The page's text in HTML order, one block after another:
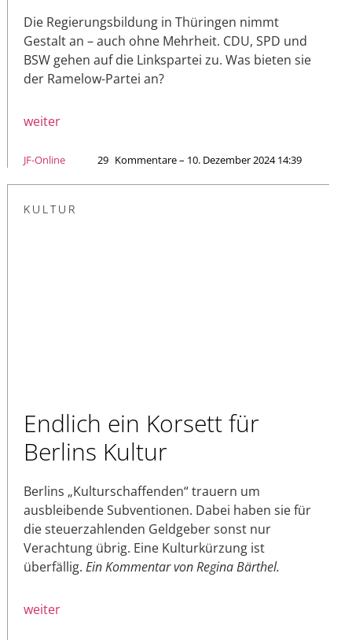
Die Regierungsbildung in Thüringen nimmt
Gestalt an – auch ohne Mehrheit. CDU, SPD und
BSW gehen auf die Linkspartei zu. Was bieten sie
der Ramelow-Partei an?
weiter
JF-Online 29 Kommentare – 10. Dezember 2024 14:39
KULTUR
Endlich ein Korsett für
Berlins Kultur
Berlins „Kulturschaffenden“ trauern um
ausbleibende Subventionen. Dabei haben sie für
die steuerzahlenden Geldgeber sonst nur
Verachtung übrig. Eine Kulturkürzung ist
überfällig. Ein Kommentar von Regina Bärthel.
weiter